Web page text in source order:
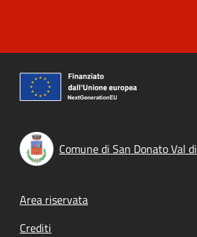
Comune di San Donato Val
Footer menu
Area riservata
Crediti